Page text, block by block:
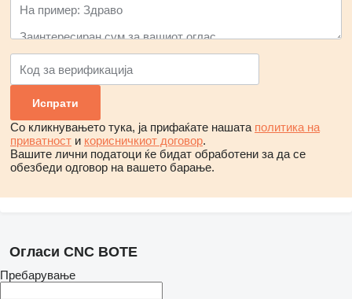
Со кликнувањето тука, ја прифаќате нашата политика на
приватност и корисничкиот договор.
Вашите лични податоци ќе бидат обработени за да се
обезбеди одговор на вашето барање.
Огласи CNC BOTE
Пребарување